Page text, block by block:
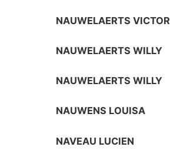
NAUWELAERTS VICTOR
NAUWELAERTS WILLY
NAUWELAERTS WILLY
NAUWENS LOUISA
NAVEAU LUCIEN